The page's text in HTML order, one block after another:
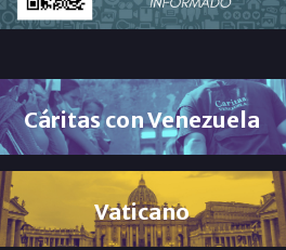
Cáritas con Venezuela
Vaticano